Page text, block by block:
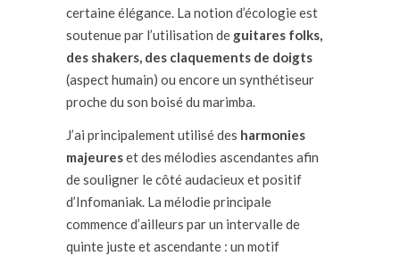
certaine élégance. La notion d’écologie est
soutenue par l’utilisation de guitares folks,
des shakers, des claquements de doigts
(aspect humain) ou encore un synthétiseur
proche du son boisé du marimba.
J’ai principalement utilisédes harmonies
majeureset des mélodies ascendantes afin
de souligner le côtéaudacieux et positif
d’Infomaniak. La mélodie principale
commence d’ailleurs par un intervalle de
quinte juste et ascendante : un motif